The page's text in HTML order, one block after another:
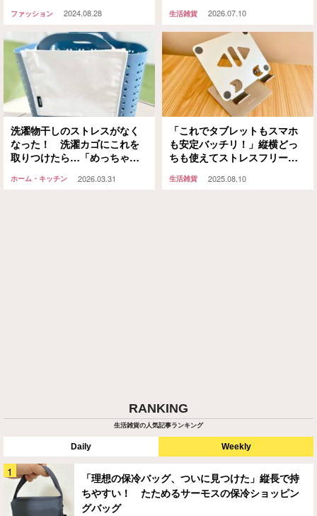
ファッション 2024.08.28 生活雑貨 2026.07.10
洗濯物干しのストレスがなく
なった！ 洗濯カゴにこれを
取りつけたら…「めっちゃラ
ホーム・キッチン 2026.03.31
「これでタブレットもスマホ
も安定バッチリ！」縦横どっ
ちも使えてストレスフリーな
生活雑貨 2025.08.10
RANKING
生活雑貨の人気記事ランキング
Daily Weekly
「理想の保冷バッグ、ついに見つけた」縦長で持
ちやすい！ たためるサーモスの保冷ショッピン
グバッグ